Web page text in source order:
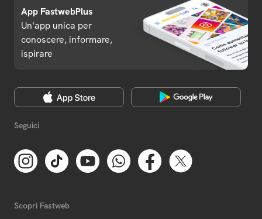
App FastwebPlus
Un'app unica per
conoscere, informare,
ispirare
Seguici
Scopri Fastweb